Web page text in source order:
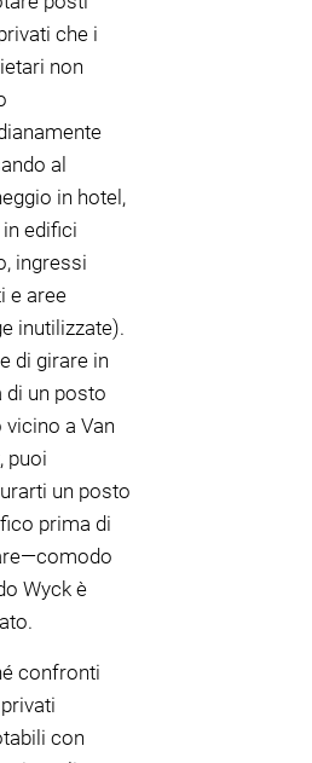
che i
non
al
in hotel,
edifici
ingressi
e aree
inutilizzate).
di girare in
di un posto
vicino a Van
puoi
un posto
prima di
Wyck è
confronti
con